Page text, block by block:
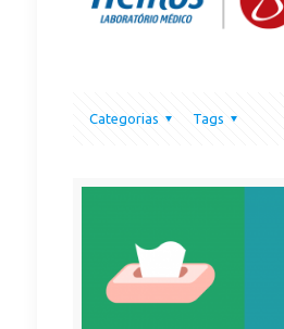
Categorias Tags